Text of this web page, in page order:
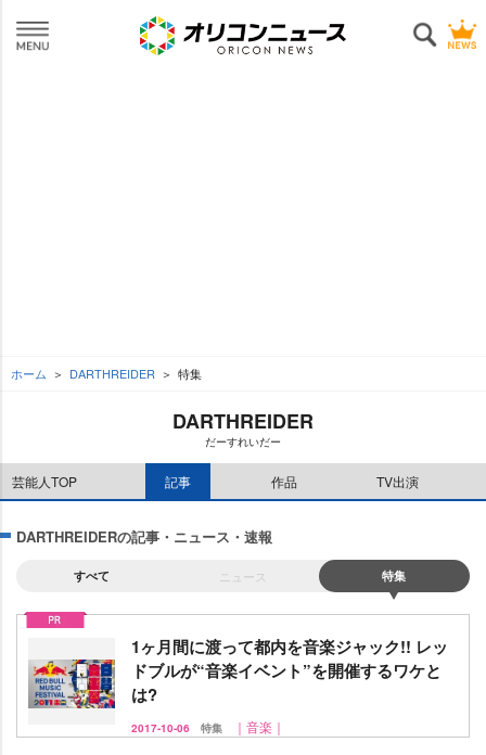
ホーム DARTHREIDER 特集
DARTHREIDER
だーすれいだー
芸能人TOP 記事 作品 TV出演
DARTHREIDERの記事・ニュース・速報
すべて ニュース 特集
1ヶ月間に渡って都内を音楽ジャック!! レッ
ドブルが“音楽イベント”を開催するワケと
は?
2017-10-06 特集 ｜音楽｜